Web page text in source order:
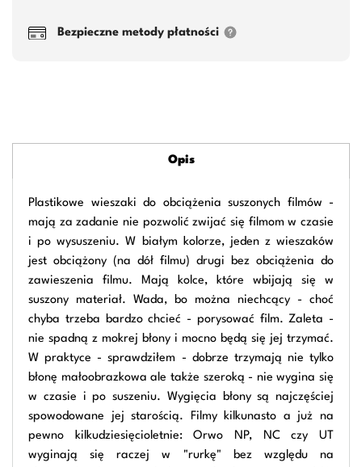
Bezpieczne metody płatności
Opis
Plastikowe wieszaki do obciążenia suszonych filmów -
mają za zadanie nie pozwolić zwijać się filmom w czasie
i po wysuszeniu. W białym kolorze, jeden z wieszaków
jest obciążony (na dół filmu) drugi bez obciążenia do
zawieszenia filmu. Mają kolce, które wbijają się w
suszony materiał. Wada, bo można niechcący - choć
chyba trzeba bardzo chcieć - porysować film. Zaleta -
nie spadną z mokrej błony i mocno będą się jej trzymać.
W praktyce - sprawdziłem - dobrze trzymają nie tylko
błonę małoobrazkowa ale także szeroką - nie wygina się
w czasie i po suszeniu. Wygięcia błony są najczęściej
spowodowane jej starością. Filmy kilkunasto a już na
pewno kilkudziesięcioletnie: Orwo NP, NC czy UT
wyginają się raczej w "rurkę" bez względu na